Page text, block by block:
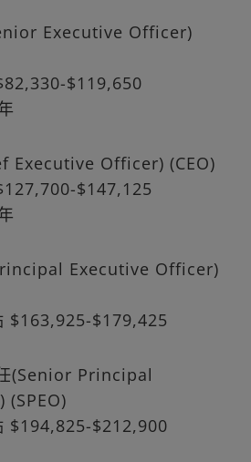
Executive Officer)
$119,650
Executive Officer) (CEO)
$147,125
Executive Officer)
$163,925-$179,425
(Senior Principal
$194,825-$212,900